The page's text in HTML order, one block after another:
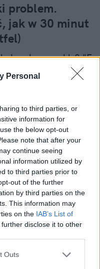
Personal
to third parties, or
information for
the below opt-out
note that after your
continue seeing
information utilized by
to third parties prior to
out of the further
by third parties on the
This information may
on the IAB’s List of
disclose it to other
Outs
problem.
jak w 30 minut
kropka na szkle? "E
sezon" – myśli
dopóki nie
bomba. Gdy
nagła zmiana
dalej i zamiast
wymiana
Autoglass®, żeby
profesjonaliści radzą